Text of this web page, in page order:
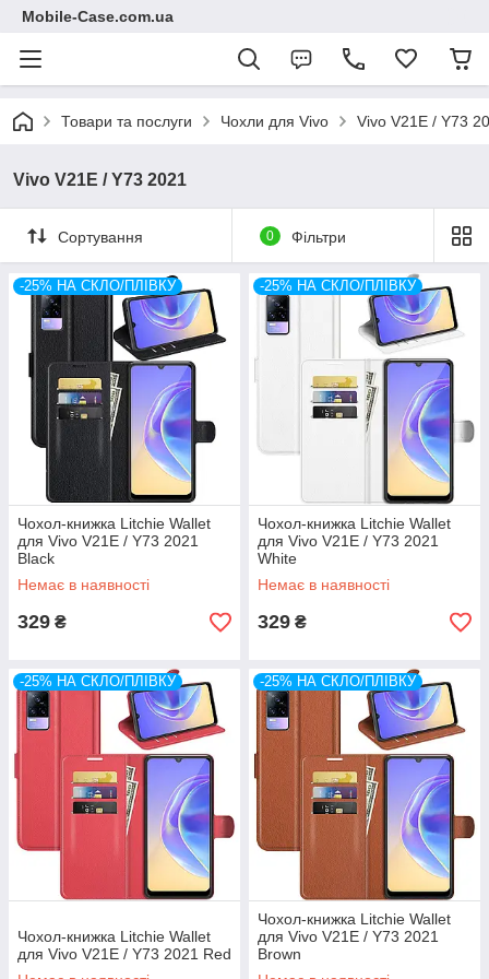
Mobile-Case.com.ua
Товари та послуги Чохли для Vivo Vivo V21E / Y73
Vivo V21E / Y73 2021
Сортування 0 Фільтри
-25% НА СКЛО/ПЛІВКУ
Чохол-книжка Litchie Wallet
для Vivo V21E / Y73 2021
Black
Немає в наявності
329 ₴
-25% НА СКЛО/ПЛІВКУ
Чохол-книжка Litchie Wallet
для Vivo V21E / Y73 2021
White
Немає в наявності
329 ₴
-25% НА СКЛО/ПЛІВКУ
Чохол-книжка Litchie Wallet
для Vivo V21E / Y73 2021 Red
-25% НА СКЛО/ПЛІВКУ
Чохол-книжка Litchie Wallet
для Vivo V21E / Y73 2021
Brown